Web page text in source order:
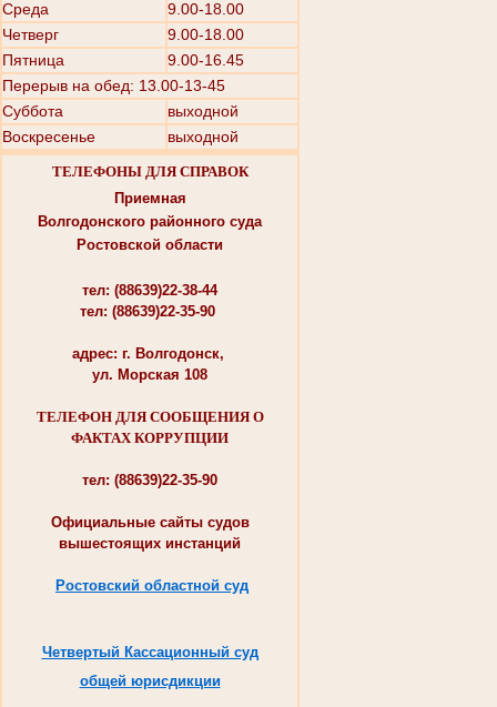
Среда
9.00-18.00
Четверг
9.00-18.00
Пятница
9.00-16.45
Перерыв на обед: 13.00-13-45
Суббота
выходной
Воскресенье
выходной
ТЕЛЕФОНЫ ДЛЯ СПРАВОК
Приемная
Волгодонского районного суда
Ростовской области
тел: (88639)22-38-44
тел: (88639)22-35-90
адрес: г. Волгодонск,
ул. Морская 108
ТЕЛЕФОН ДЛЯ СООБЩЕНИЯ О
ФАКТАХ КОРРУПЦИИ
тел: (88639)22-35-90
Официальные сайты судов
вышестоящих инстанций
Ростовский областной суд
Четвертый Кассационный суд
общей юрисдикции